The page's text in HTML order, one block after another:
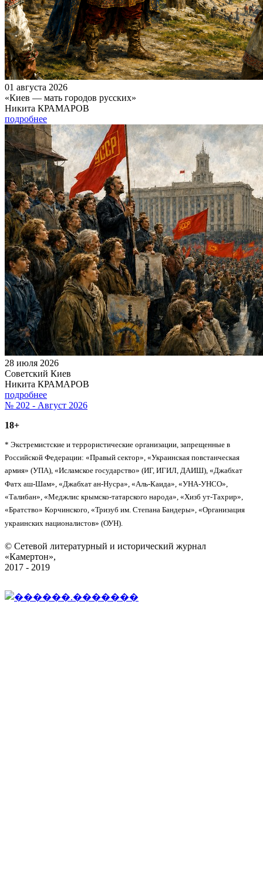
01 августа 2026
«Киев — мать городов русских»
Никита КРАМАРОВ
подробнее
28 июля 2026
Советский Киев
Никита КРАМАРОВ
подробнее
№ 202 - Август 2026
18+
* Экстремистские и террористические организации, запрещенные в
Российской Федерации: «Правый сектор», «Украинская повстанческая
армия» (УПА), «Исламское государство» (ИГ, ИГИЛ, ДАИШ), «Джабхат
Фатх аш-Шам», «Джабхат ан-Нусра», «Аль-Каида», «УНА-УНСО»,
«Талибан», «Меджлис крымско-татарского народа», «Хизб ут-Тахрир»,
«Братство» Корчинского, «Тризуб им. Степана Бандеры», «Организация
украинских националистов» (ОУН).
© Сетевой литературный и исторический журнал
«Камертон»,
2017 - 2019